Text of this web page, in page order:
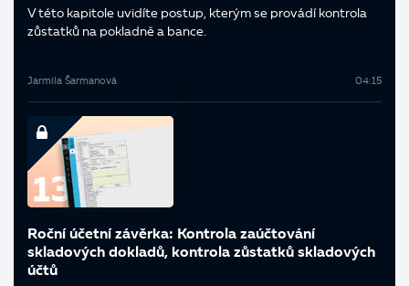
V této kapitole uvidíte postup, kterým se provádí kontrola
zůstatků na pokladně a bance.
Jarmila Šarmanová 04:15
Roční účetní závěrka: Kontrola zaúčtování
skladových dokladů, kontrola zůstatků skladových
účtů